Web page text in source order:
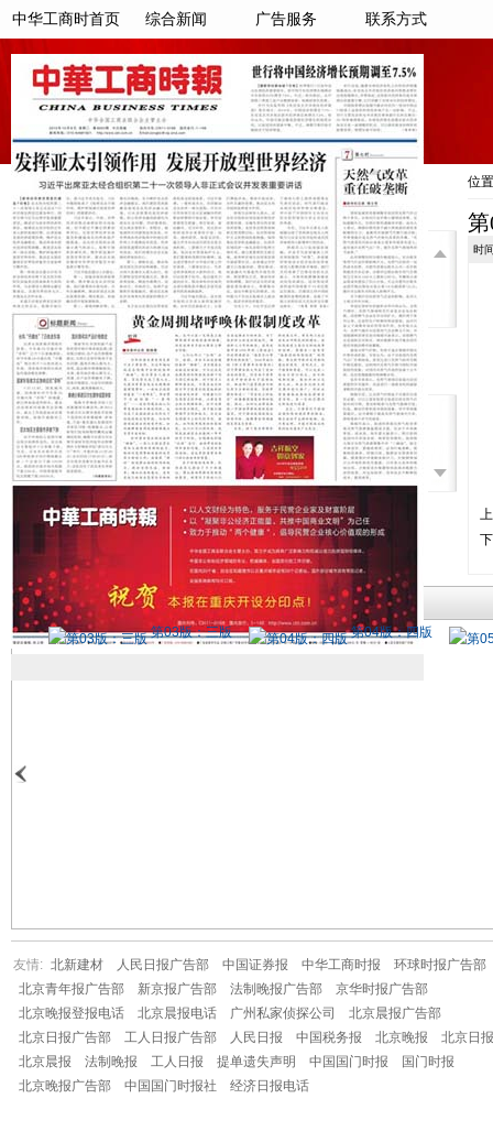
中华工商时首页 综合新闻 广告服务 联系方式
位
时
版权声明
第03版：三版 第04版：四版
友情: 北新建材 人民日报广告部 中国证券报 中华工商时报
环球时报广告部
北京青年报广告部
新京报广告部 法制晚报广告部
京华时报广告部
北京晚报登报电话
北京晨报电话 广州私家侦探公司
北京晨报广告部
北京日报广告部
工人日报广告部 人民日报 中国税务报 北京晚报
北京日报
北京晨报
法制晚报 工人日报 提单遗失声明 中国国门时报
国门时报
北京晚报广告部
中国国门时报社 经济日报电话